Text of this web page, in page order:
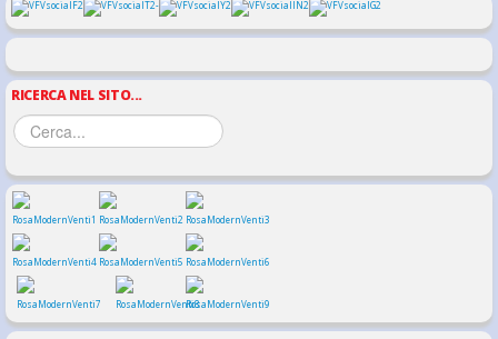
RICERCA NEL SITO...